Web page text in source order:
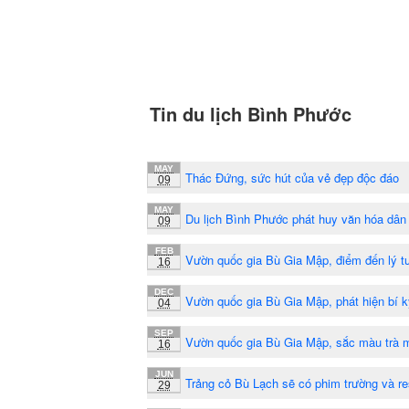
Tin du lịch Bình Phước
MAY
09 Thác Đứng, sức hút của vẻ đẹp độc đáo
MAY
09 Du lịch Bình Phước phát huy văn hóa
FEB
16 Vườn quốc gia Bù Gia Mập, điểm đến lý
DEC
04 Vườn quốc gia Bù Gia Mập, phát hiện bí
SEP
16 Vườn quốc gia Bù Gia Mập, sắc màu trà
JUN
29 Trảng cỏ Bù Lạch sẽ có phim trường và